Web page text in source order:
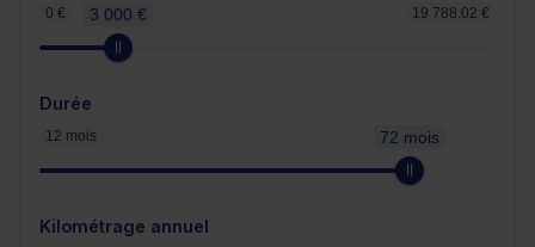
0 € 19 788.02 €
3 000 €
Durée
12 mois 72 mois
Kilométrage annuel